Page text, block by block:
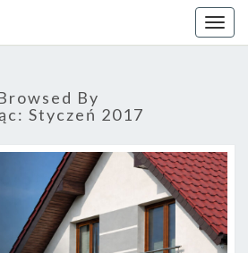
By
Styczeń 2017